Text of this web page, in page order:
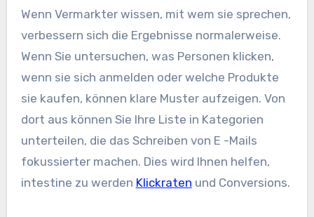
Wenn Vermarkter wissen, mit wem sie sprechen,
verbessern sich die Ergebnisse normalerweise.
Wenn Sie untersuchen, was Personen klicken,
wenn sie sich anmelden oder welche Produkte
sie kaufen, können klare Muster aufzeigen. Von
dort aus können Sie Ihre Liste in Kategorien
unterteilen, die das Schreiben von E -Mails
fokussierter machen. Dies wird Ihnen helfen,
intestine zu werden Klickraten und Conversions.